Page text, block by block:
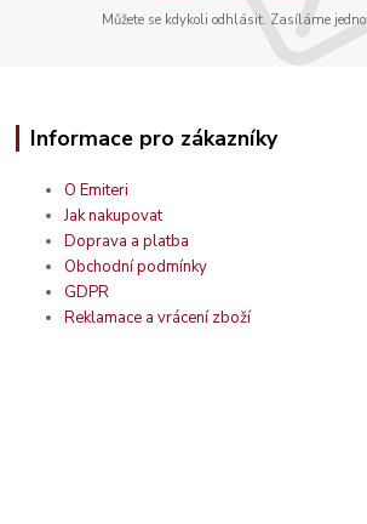
Můžete se kdykoli odhlásit. Zasíláme
Informace pro zákazníky
O Emiteri
Jak nakupovat
Doprava a platba
Obchodní podmínky
GDPR
Reklamace a vrácení zboží